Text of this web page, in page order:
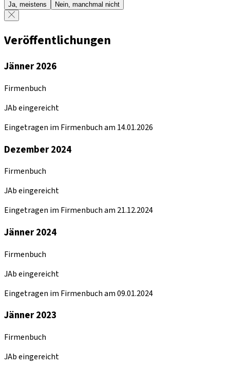
Ja, meistens Nein, manchmal nicht
Veröffentlichungen
Jänner 2026
Firmenbuch
JAb eingereicht
Eingetragen im Firmenbuch am 14.01.2026
Dezember 2024
Firmenbuch
JAb eingereicht
Eingetragen im Firmenbuch am 21.12.2024
Jänner 2024
Firmenbuch
JAb eingereicht
Eingetragen im Firmenbuch am 09.01.2024
Jänner 2023
Firmenbuch
JAb eingereicht